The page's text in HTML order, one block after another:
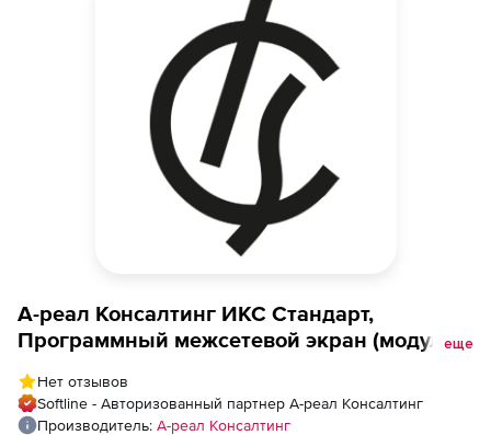
А-реал Консалтинг ИКС Стандарт,
Программный межсетевой экран (модуль
пользователей
еще
Нет отзывов
Softline - Авторизованный партнер А-реал Консалтинг
Производитель: А-реал Консалтинг